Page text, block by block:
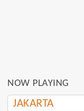
NOW PLAYING
JAKARTA